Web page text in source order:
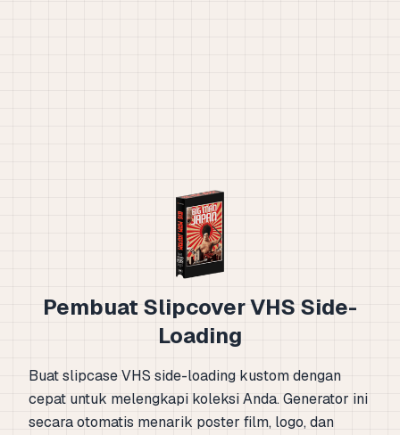
Pembuat Slipcover VHS Side-
Loading
Buat slipcase VHS side-loading kustom dengan
cepat untuk melengkapi koleksi Anda. Generator ini
secara otomatis menarik poster film, logo, dan